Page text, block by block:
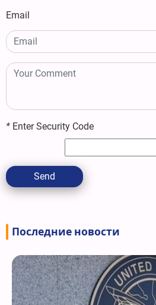
Email
* Enter Security Code
Send
Последние новости